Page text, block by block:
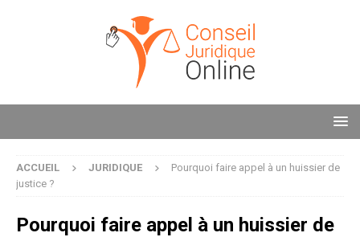
ACCUEIL JURIDIQUE
Pourquoi faire appel à un huissier de
justice ?
Pourquoi faire appel à un huissier de